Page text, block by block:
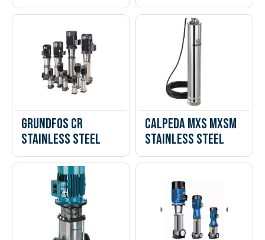
Grundfos CR
Stainless Steel
Calpeda MXS MXSm
Stainless steel